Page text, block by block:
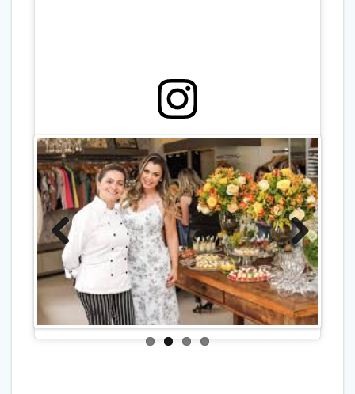
View this post on Instagram
A post shared by Maria Flor (@mariaflorextrema)
Previo
us
Next